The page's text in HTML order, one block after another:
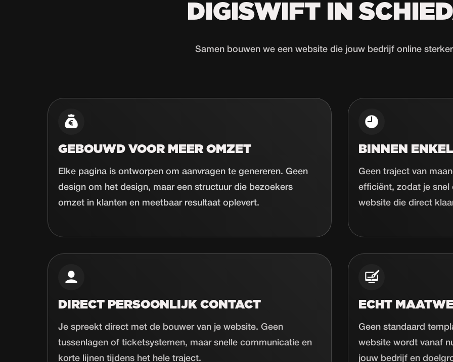
DIGISWIFT IN
Samen bouwen we een website die jouw bedrijf online
GEBOUWD VOOR MEER OMZET
Elke pagina is ontworpen om aanvragen te genereren. Geen
design om het design, maar een structuur die bezoekers
omzet in klanten en meetbaar resultaat oplevert.
BINNEN
Geen traject van
efficiënt, zodat je snel
website die direct
DIRECT PERSOONLIJK CONTACT
Je spreekt direct met de bouwer van je website. Geen
tussenlagen of ticketsystemen, maar snelle communicatie en
korte lijnen tijdens het hele traject.
ECHT
Geen standaard
website wordt vanaf
jouw bedrijf en